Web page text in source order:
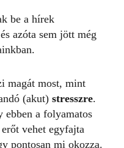
be a hírek
azóta sem jött még
magát most, mint
(akut) stresszre.
ebben a folyamatos
vehet egyfajta
pontosan mi okozza.